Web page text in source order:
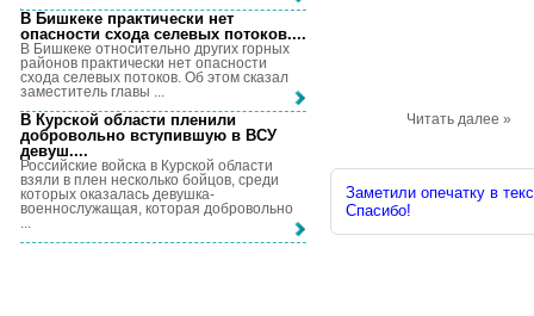
Читать далее »
Заметили опечатку в
Спасибо!
В Бишкеке практически нет
опасности схода селевых потоков....
В Бишкеке относительно других горных
районов практически нет опасности
схода селевых потоков. Об этом сказал
заместитель главы ...
В Курской области пленили
добровольно вступившую в ВСУ
девуш....
Российские войска в Курской области
взяли в плен несколько бойцов, среди
которых оказалась девушка-
военнослужащая, которая добровольно
...